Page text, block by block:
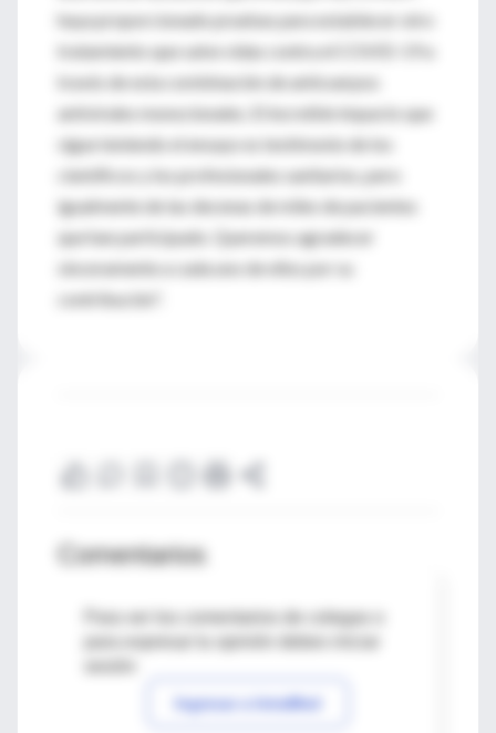
haya proporcionado pruebas para establecer otro
tratamiento que salve vidas contra el COVID-19 a
través de esta combinación de anticuerpos
antivirales monoclonales. El increíble impacto que
sigue teniendo el ensayo es testimonio de los
científicos y los profesionales sanitarios, pero
igualmente de las decenas de miles de pacientes
que han participado. Queremos agradecer
sinceramente a cada uno de ellos por su
contribución".
Comentarios
Para ver los comentarios de colegas o
Ingresar a IntraMed